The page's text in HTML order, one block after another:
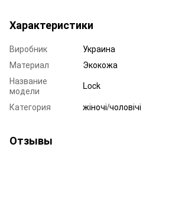
Характеристики
Виробник
Украина
Материал
Экокожа
Название
модели
Lock
Категория
жіночі/чоловічі
Отзывы